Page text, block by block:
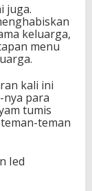
juga.
keluarga,
menu
kali ini
para
tumis
teman
Ied